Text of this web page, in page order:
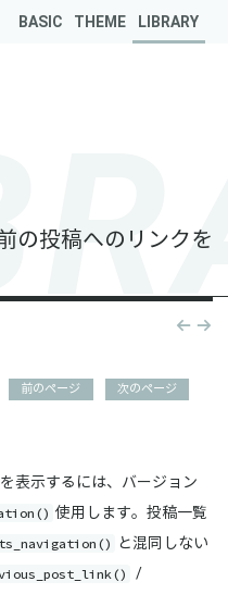
BASIC THEME LIBRARY
の投稿へのリンクを
RPost
前のページ 次のページ
表示するには、バージョン
使用します。投稿一覧
と混同しない
/